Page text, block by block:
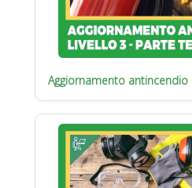
Aggiornamento